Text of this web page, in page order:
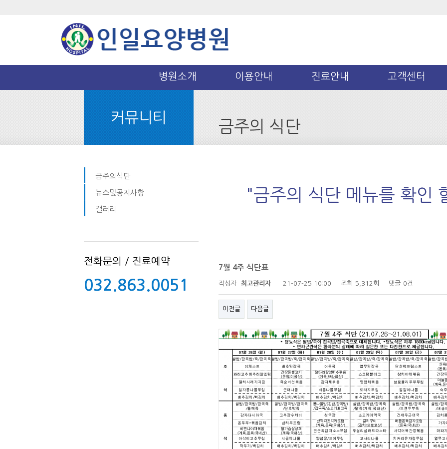
병원소개 이용안내 진료안내 고객센터
커뮤니티
금주의식단
뉴스및공지사항
갤러리
전화문의 / 진료예약
032.863.0051
금주의 식단
"금주의 식단 메뉴를 확인
7월 4주 식단표
작성자 최고관리자 21-07-25 10:00 조회 5,312회 댓글 0건
이전글 다음글